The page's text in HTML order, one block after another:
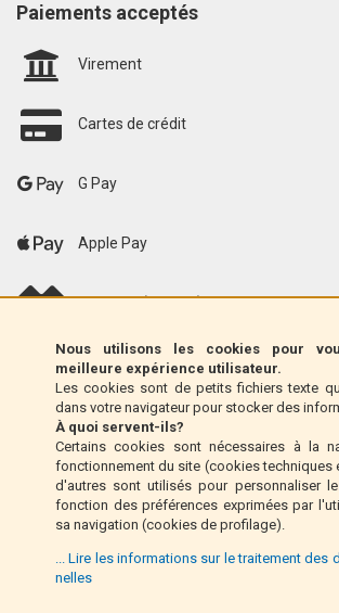
Nous utilisons les cookies pour
meilleure expérience utilisateur.
Les cookies sont de petits fichiers texte
dans votre navigateur pour stocker des
À quoi servent-ils?
Certains cookies sont nécessaires à la
fonctionnement du site (cookies techniques
d'autres sont utilisés pour personnaliser
fonction des préférences exprimées par
sa navigation (cookies de profilage).
... Lire les informations sur le traitement des
nelles
Paiements acceptés
Virement
Cartes de crédit
G Pay
Apple Pay
scalapay (EU only)
Klarna (UE uniquement)
Mandat postal (Italie uniquement)
Paiement à la livraison (Italie